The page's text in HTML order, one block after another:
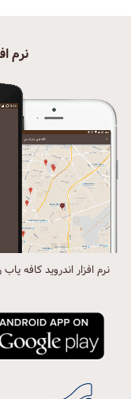
نرم
نرم افزار اندروید کافه